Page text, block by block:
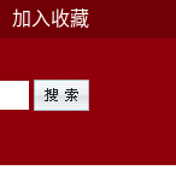
加入收藏